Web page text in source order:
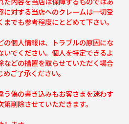
に対する当店へのクレームは一切受
でも参考程度にとどめて下さい。
の個人情報は、トラブルの原因にな
いでください。個人を特定できるよ
などの措置を取らせていただく場合
ご了承ください。
う偽の書き込みもお客さまを迷わす
削除させていただきます。